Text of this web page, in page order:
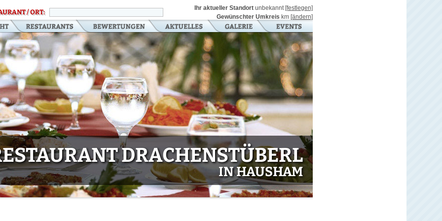
/ ORT:
Ihr aktueller Standort unbekannt [festlegen]
Gewünschter Umkreis km [ändern]
DRACHENSTÜBERL
IN HAUSHAM